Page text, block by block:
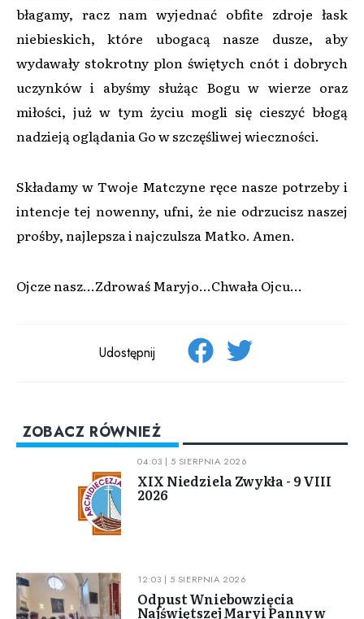
błagamy, racz nam wyjednać obfite zdroje łask
niebieskich, które ubogacą nasze dusze, aby
wydawały stokrotny plon świętych cnót i dobrych
uczynków i abyśmy słu­żąc Bogu w wierze oraz
miłości, już w tym życiu mo­gli się cieszyć błogą
nadzieją oglądania Go w szczęśliwej wieczności.
Składamy w Twoje Matczyne ręce nasze potrzeby i
intencje tej nowenny, ufni, że nie odrzucisz naszej
prośby, najlepsza i najczulsza Matko. Amen.
Ojcze nasz...Zdrowaś Maryjo...Chwała Ojcu...
Udostępnij
ZOBACZ RÓWNIEŻ
04:03 | 5 SIERPNIA 2026
XIX Niedziela Zwykła - 9 VIII
2026
12:03 | 5 SIERPNIA 2026
Odpust Wniebowzięcia
Najświętszej Maryi Panny w